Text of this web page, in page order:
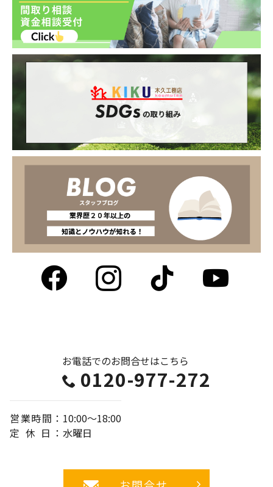
Facebook
Instagram
tiktok
お電話でのお問合せはこちら
0120-977-272
営業時間 ： 10:00～18:00
定休日： 水曜日